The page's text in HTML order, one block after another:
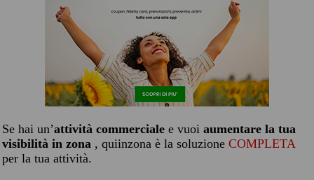
Se hai un’attività commerciale e vuoi aumentare la tua
visibilità in zona , quiinzona è la soluzione COMPLETA
per la tua attività.